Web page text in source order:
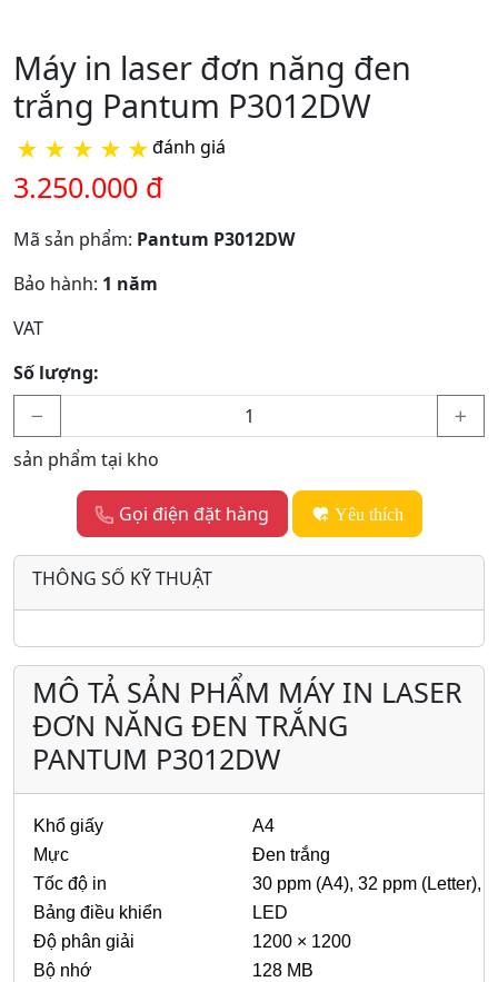
Máy in laser đơn năng đen
trắng Pantum P3012DW
★ ★ ★ ★ ★đánh giá
3.250.000 đ
Mã sản phẩm: Pantum P3012DW
Bảo hành: 1 năm
VAT
Số lượng:
sản phẩm tại kho
Gọi điện đặt hàng Yêu thích
THÔNG SỐ KỸ THUẬT
MÔ TẢ SẢN PHẨM MÁY IN LASER
ĐƠN NĂNG ĐEN TRẮNG
PANTUM P3012DW
Khổ giấy
A4
Mực
Đen trắng
Tốc độ in
30 ppm (A4), 32 ppm (Letter),
Bảng điều khiển
LED
Độ phân giải
1200 × 1200
Bộ nhớ
128 MB